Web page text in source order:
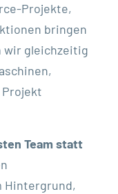
Projekte,
bringen
wir gleichzeitig
Projekt
Team statt
Hintergrund,